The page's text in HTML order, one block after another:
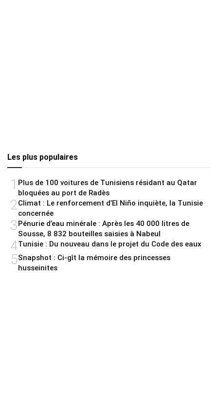
Les plus populaires
1 Plus de 100 voitures de Tunisiens résidant au Qatar
bloquées au port de Radès
2Climat : Le renforcement d’El Niño inquiète, la Tunisie
concernée
3Pénurie d’eau minérale : Après les 40 000 litres de
Sousse, 8 832 bouteilles saisies à Nabeul
4Tunisie : Du nouveau dans le projet du Code des eaux
5Snapshot : Ci-gît la mémoire des princesses
husseinites